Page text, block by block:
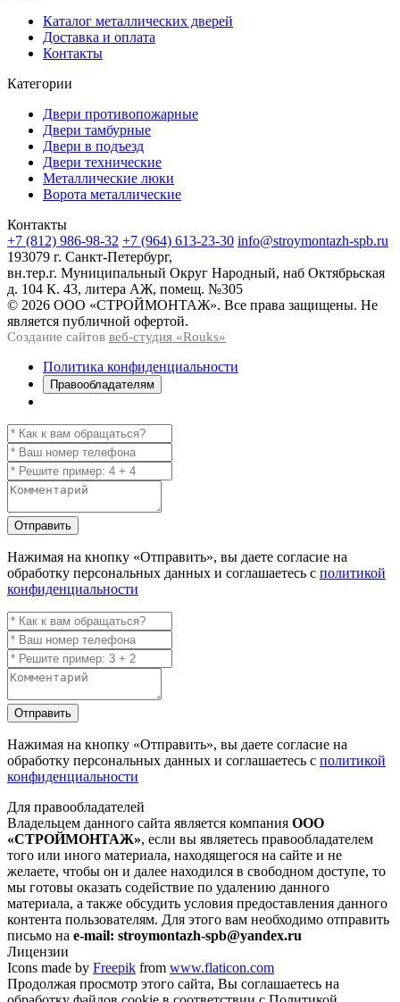
Каталог металлических дверей
Доставка и оплата
Контакты
Категории
Двери противопожарные
Двери тамбурные
Двери в подъезд
Двери технические
Металлические люки
Ворота металлические
Контакты
+7 (812) 986-98-32 +7 (964) 613-23-30 info@stroymontazh-spb.ru
193079 г. Санкт-Петербург,
вн.тер.г. Муниципальный Округ Народный, наб Октябрьская
д. 104 К. 43, литера АЖ, помещ. №305
© 2026 ООО «СТРОЙМОНТАЖ». Все права защищены. Не
является публичной офертой.
Создание сайтов веб-студия «Rouks»
Политика конфиденциальности
Правообладателям
Отправить
Нажимая на кнопку «Отправить», вы даете согласие на
обработку персональных данных и соглашаетесь с политикой
конфиденциальности
Отправить
Нажимая на кнопку «Отправить», вы даете согласие на
обработку персональных данных и соглашаетесь с политикой
конфиденциальности
Для правообладателей
Владельцем данного сайта является компания ООО
«СТРОЙМОНТАЖ», если вы являетесь правообладателем
того или иного материала, находящегося на сайте и не
желаете, чтобы он и далее находился в свободном доступе, то
мы готовы оказать содействие по удалению данного
материала, а также обсудить условия предоставления данного
контента пользователям. Для этого вам необходимо отправить
письмо на e-mail: stroymontazh-spb@yandex.ru
Лицензии
Icons made by Freepik from www.flaticon.com
Продолжая просмотр этого сайта, Вы соглашаетесь на